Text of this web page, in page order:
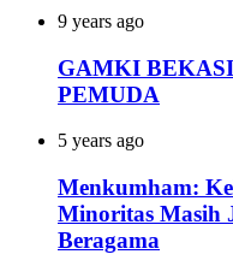
9 years ago
GAMKI
PEMUDA
5 years ago
Menkumham:
Minoritas Masih
Beragama